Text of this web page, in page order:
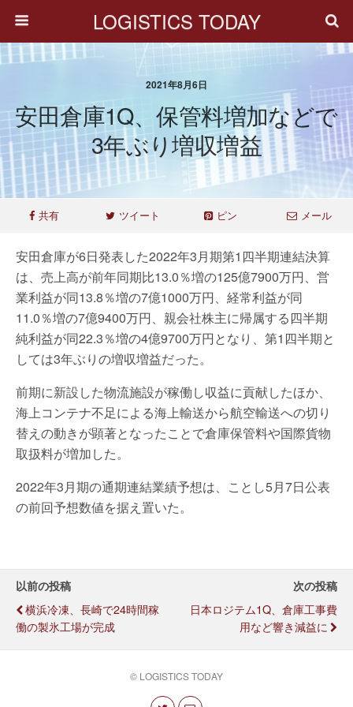
LOGISTICS TODAY
2021年8月6日
安田倉庫1Q、保管料増加などで
3年ぶり増収増益
共有 ツイート ピン メール
安田倉庫が6日発表した2022年3月期第1四半期連結決算
は、売上高が前年同期比13.0％増の125億7900万円、営
業利益が同13.8％増の7億1000万円、経常利益が同
11.0％増の7億9400万円、親会社株主に帰属する四半期
純利益が同22.3％増の4億9700万円となり、第1四半期と
しては3年ぶりの増収増益だった。
前期に新設した物流施設が稼働し収益に貢献したほか、
海上コンテナ不足による海上輸送から航空輸送への切り
替えの動きが顕著となったことで倉庫保管料や国際貨物
取扱料が増加した。
2022年3月期の通期連結業績予想は、ことし5月7日公表
の前回予想数値を据え置いた。
以前の投稿
横浜冷凍、長崎で24時間稼
働の製氷工場が完成
次の投稿
日本ロジテム1Q、倉庫工事費
用など響き減益に
© LOGISTICS TODAY